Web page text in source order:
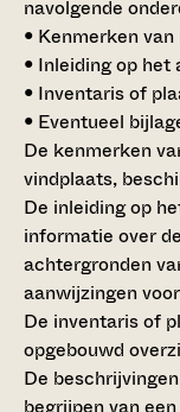
navolgende
• Kenmerken
• Inleiding op het
• Inventaris of
• Eventueel
De kenmerken
vindplaats,
De inleiding op
informatie over
achtergronden
aanwijzingen
De inventaris of
opgebouwd
De
begrijpen van